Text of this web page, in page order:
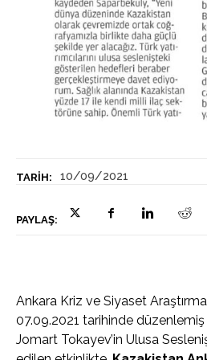
TARIH: 10/09/2021
PAYLAŞ:
Ankara Kriz ve Siyaset
07.09.2021 tarihinde
Jomart Tokayev’in Ulusa